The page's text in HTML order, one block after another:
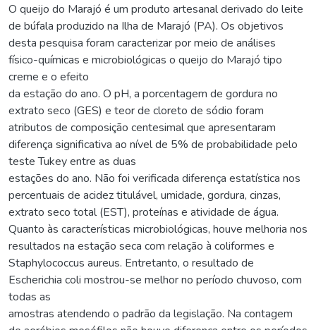
O queijo do Marajó é um produto artesanal derivado do leite
de búfala produzido na Ilha de Marajó (PA). Os objetivos
desta pesquisa foram caracterizar por meio de análises
físico-químicas e microbiológicas o queijo do Marajó tipo
creme e o efeito
da estação do ano. O pH, a porcentagem de gordura no
extrato seco (GES) e teor de cloreto de sódio foram
atributos de composição centesimal que apresentaram
diferença significativa ao nível de 5% de probabilidade pelo
teste Tukey entre as duas
estações do ano. Não foi verificada diferença estatística nos
percentuais de acidez titulável, umidade, gordura, cinzas,
extrato seco total (EST), proteínas e atividade de água.
Quanto às características microbiológicas, houve melhoria nos
resultados na estação seca com relação à coliformes e
Staphylococcus aureus. Entretanto, o resultado de
Escherichia coli mostrou-se melhor no período chuvoso, com
todas as
amostras atendendo o padrão da legislação. Na contagem